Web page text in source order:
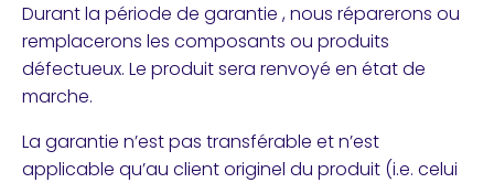
Durant la période de garantie , nous réparerons ou
remplacerons les composants ou produits
défectueux. Le produit sera renvoyé en état de
marche.
La garantie n’est pas transférable et n’est
applicable qu’au client originel du produit (i.e. celui